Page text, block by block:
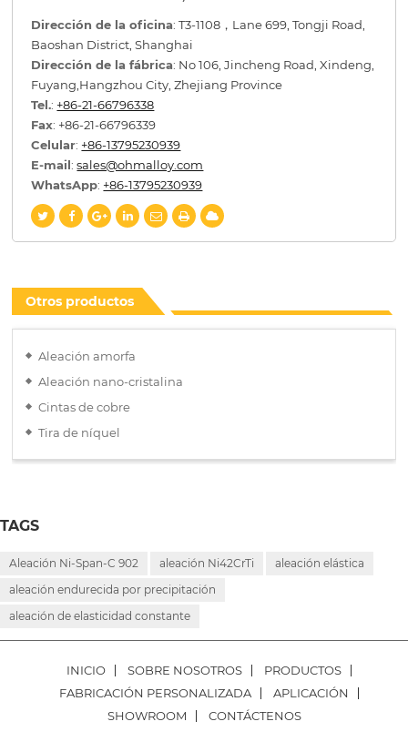
Dirección de la oficina: T3-1108，Lane 699, Tongji Road,
Baoshan District, Shanghai
Dirección de la fábrica: No 106, Jincheng Road, Xindeng,
Fuyang,Hangzhou City, Zhejiang Province
Tel.: +86-21-66796338
Fax: +86-21-66796339
Celular: +86-13795230939
E-mail:sales@ohmalloy.com
WhatsApp: +86-13795230939
Otros productos
Aleación amorfa
Aleación nano-cristalina
Cintas de cobre
Tira de níquel
TAGS
Aleación Ni-Span-C 902 aleación Ni42CrTi
aleación elástica
aleación endurecida por precipitación
aleación de elasticidad constante
INICIO SOBRE NOSOTROS
PRODUCTOS
FABRICACIÓN PERSONALIZADA
APLICACIÓN
SHOWROOM
CONTÁCTENOS